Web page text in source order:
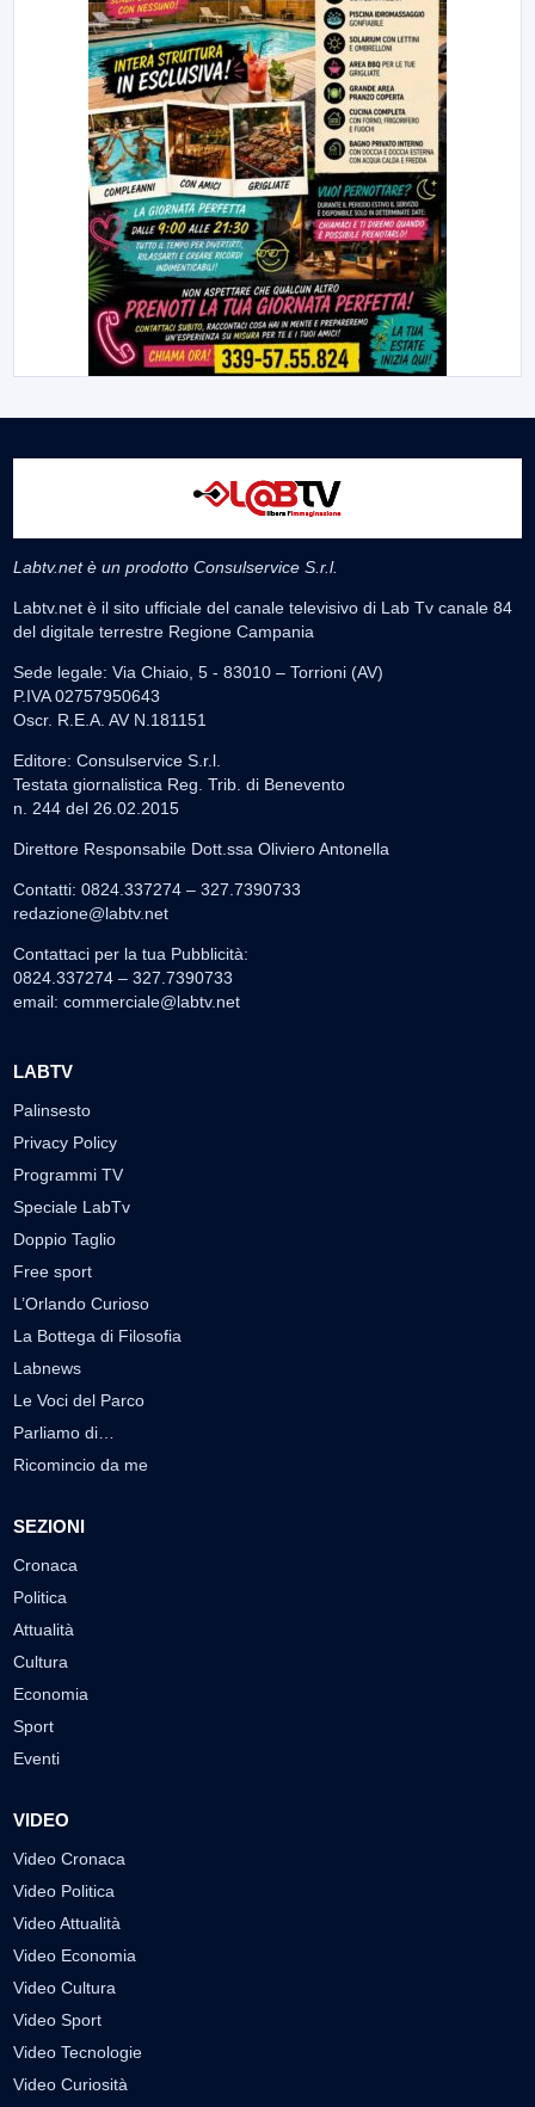
Labtv.net è un prodotto Consulservice S.r.l.
Labtv.net è il sito ufficiale del canale televisivo di Lab Tv canale 84
del digitale terrestre Regione Campania
Sede legale: Via Chiaio, 5 - 83010 – Torrioni (AV)
P.IVA 02757950643
Oscr. R.E.A. AV N.181151
Editore: Consulservice S.r.l.
Testata giornalistica Reg. Trib. di Benevento
n. 244 del 26.02.2015
Direttore Responsabile Dott.ssa Oliviero Antonella
Contatti: 0824.337274 – 327.7390733
redazione@labtv.net
Contattaci per la tua Pubblicità:
0824.337274 – 327.7390733
email: commerciale@labtv.net
LABTV
Palinsesto
Privacy Policy
Programmi TV
Speciale LabTv
Doppio Taglio
Free sport
L’Orlando Curioso
La Bottega di Filosofia
Labnews
Le Voci del Parco
Parliamo di…
Ricomincio da me
SEZIONI
Cronaca
Politica
Attualità
Cultura
Economia
Sport
Eventi
VIDEO
Video Cronaca
Video Politica
Video Attualità
Video Economia
Video Cultura
Video Sport
Video Tecnologie
Video Curiosità